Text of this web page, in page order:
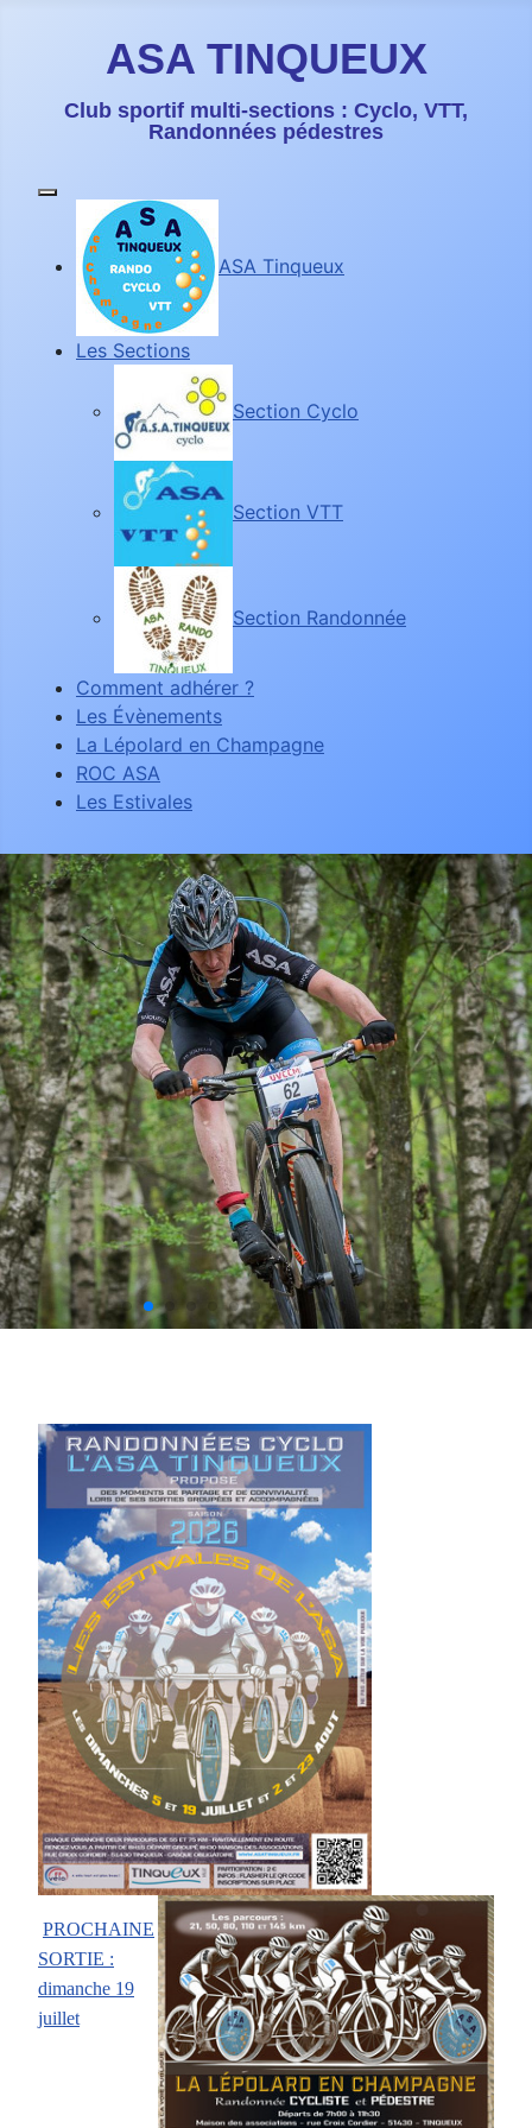
ASA TINQUEUX
Club sportif multi-sections : Cyclo, VTT,
Randonnées pédestres
ASA Tinqueux
Les Sections
Section Cyclo
Section VTT
Section Randonnée
Comment adhérer ?
Les Évènements
La Lépolard en Champagne
ROC ASA
Les Estivales
PROCHAINE
SORTIE :
dimanche 19
juillet